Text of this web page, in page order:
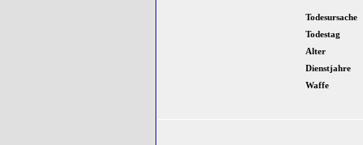
Todesursache
Todestag
Alter
Dienstjahre
Waffe